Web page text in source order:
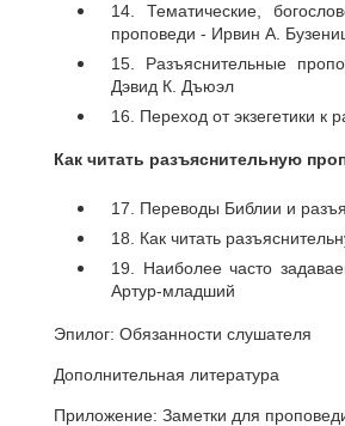
14. Тематические,
проповеди - Ирвин А.
15. Разъяснительные
Дэвид К. Дъюэл
16. Переход от экзегетики
Как читать разъяснительную
17. Переводы Библии и
18. Как читать
19. Наиболее часто
Артур-младший
Эпилог: Обязанности слушателя
Дополнительная литература
Приложение: Заметки для